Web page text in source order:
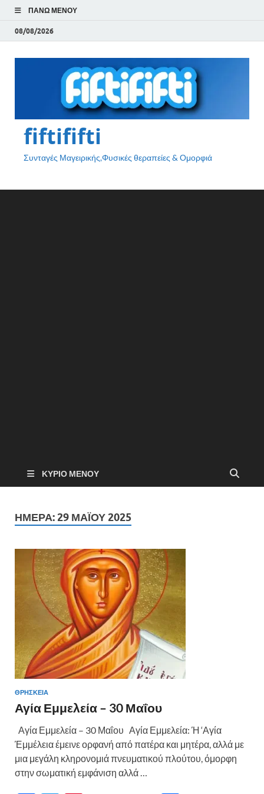
ΠΆΝΩ ΜΕΝΟΎ
08/08/2026
fiftififti
Συνταγές Μαγειρικής,Φυσικές θεραπείες & Ομορφιά
ΚΎΡΙΟ ΜΕΝΟΎ
ΗΜΈΡΑ:29 ΜΑΪ́ΟΥ 2025
ΘΡΗΣΚΕΙΑ
Αγία Εμμελεία – 30 Μαΐου
Αγία Εμμελεία – 30 Μαΐου Αγία Εμμελεία: Ή ‘Αγία
Έμμέλεια έμεινε ορφανή από πατέρα και μητέρα, αλλά με
μια μεγάλη κληρονομιά πνευματικού πλούτου, όμορφη
στην σωματική εμφάνιση αλλά …